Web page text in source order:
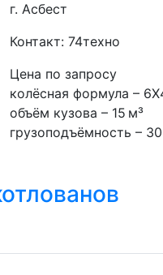
г. Асбест
Контакт: 74техно
Цена по запросу
колёсная формула –
объём кузова – 15 м³
грузоподъёмность –